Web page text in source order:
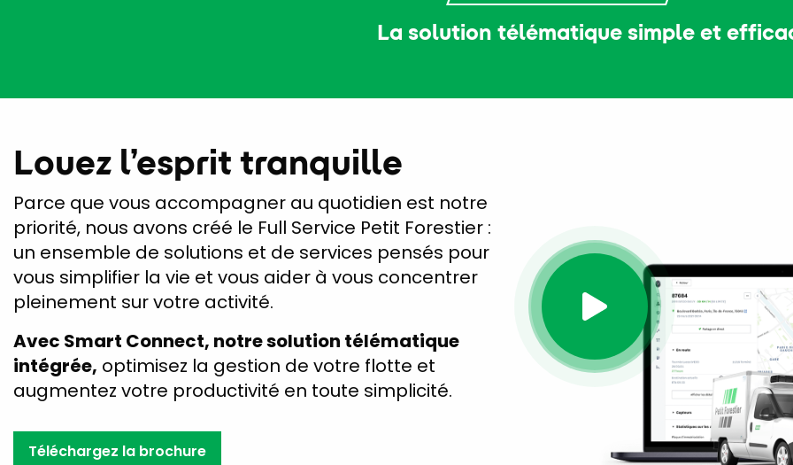
La solution télématique simple et
Louez l’esprit tranquille
Parce que vous accompagner au quotidien est notre
priorité, nous avons créé le Full Service Petit Forestier :
un ensemble de solutions et de services pensés pour
vous simplifier la vie et vous aider à vous concentrer
pleinement sur votre activité.
Avec Smart Connect, notre solution télématique
intégrée, optimisez la gestion de votre flotte et
augmentez votre productivité en toute simplicité.
Téléchargez la brochure